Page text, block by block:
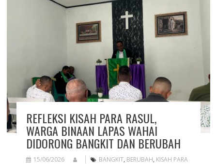
REFLEKSI KISAH PARA RASUL,
WARGA BINAAN LAPAS WAHAI
DIDORONG BANGKIT DAN BERUBAH
15/06/2026 BANGKIT, BERUBAH, KISAH PARA